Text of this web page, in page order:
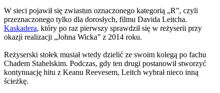
W sieci pojawił się zwiastun oznaczonego kategorią „R”, czyli
przeznaczonego tylko dla dorosłych, filmu Davida Leitcha.
Kaskadera, który po raz pierwszy sprawdził się w reżyserii przy
okazji realizacji „Johna Wicka” z 2014 roku.
Reżyserski stołek musiał wtedy dzielić ze swoim kolegą po fachu
Chadem Stahelskim. Podczas, gdy ten drugi postanowił stworzyć
kontynuację hitu z Keanu Reevesem, Leitch wybrał nieco inną
ścieżkę.